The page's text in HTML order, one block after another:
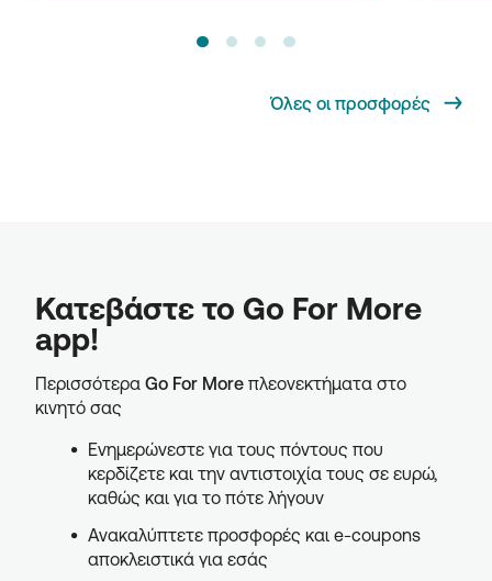
Όλες οι προσφορές
Κατεβάστε το Go For More
app!
Περισσότερα Go For More πλεονεκτήματα στο
κινητό σας
Ενημερώνεστε για τους πόντους που
κερδίζετε και την αντιστοιχία τους σε ευρώ,
καθώς και για το πότε λήγουν
Ανακαλύπτετε προσφορές και e-coupons
αποκλειστικά για εσάς